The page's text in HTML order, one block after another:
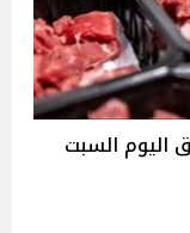
تعرف على أسعار اللحوم فى الأسواق‎‎ اليوم السبت